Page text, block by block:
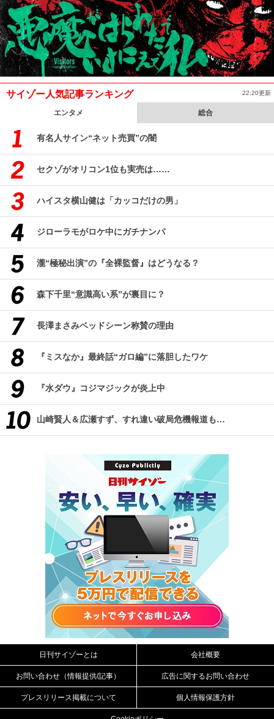
サイゾー人気記事ランキング 22:20更新
エンタメ 総合
有名人サイン“ネット売買”の闇
セクゾがオリコン1位も実売は……
ハイスタ横山健は「カッコだけの男」
ジローラモがロケ中にガチナンパ
瀧“極秘出演”の『全裸監督』はどうなる？
森下千里“意識高い系”が裏目に？
長澤まさみベッドシーン称賛の理由
『ミスなか』最終話“ガロ編”に落胆したワケ
『水ダウ』コジマジックが炎上中
山崎賢人＆広瀬すず、すれ違い破局危機報道も…
日刊サイゾーとは 会社概要
お問い合わせ（情報提供/記事） 広告に関するお問い合わせ
プレスリリース掲載について 個人情報保護方針